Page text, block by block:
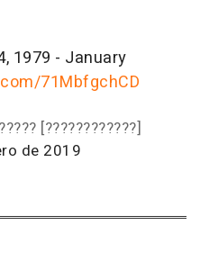
1979 - January
71MbfgchCD
[????????????]
de 2019